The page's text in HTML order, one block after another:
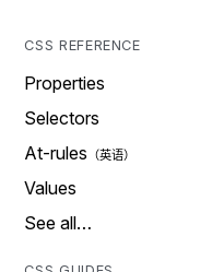
CSS REFERENCE
Properties
Selectors
At-rules
Values
See all…